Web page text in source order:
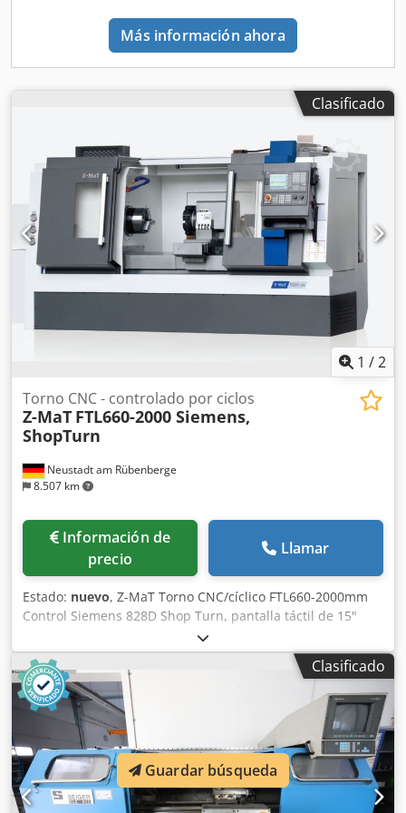
Más información ahora
Clasificado
1 /2
Neustadt am Rübenberge
8.507 km
Torno CNC - controlado por ciclos
Z-MaT FTL660-2000 Siemens,
ShopTurn
Información de
precio
Llamar
Estado: nuevo, Z-MaT Torno CNC/cíclico FTL660-2000mm
Control Siemens 828D Shop Turn, pantalla táctil de 15"
Bancada plana con guías lineales de rodillos y cubierta
telescópica Plato hidráulico de 3 garras, 380 mm Ø
Diámetro máximo de giro sobre bancada: Ø700 mm
Longitud máxima de pieza: 1800 mm (con plato) Diámetro
máximo de torneado sobre el carro: Ø480 mm Husillo
Diámetro de agujero del husillo: Ø120 mm Capacidad máx.
de barra: Ø110 mm Nariz del husillo: A2-11 Velocidad
máxima del husillo: 1000 rpm Potencia del husillo: 22/30
kW Herramientas Torreta servo de 12 posiciones
Contrapunto Dodpfxswwt Tre Ah Iowa Contrapunto
Clasificado
Guardar búsqueda